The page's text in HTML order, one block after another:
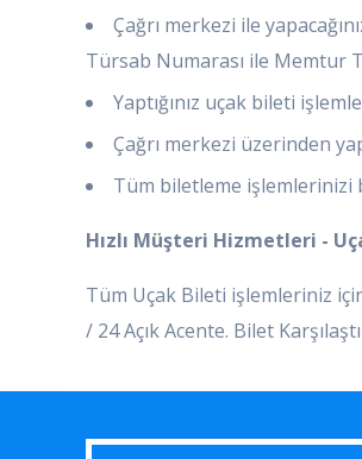
Çağrı merkezi ile
Türsab Numarası ile Memtur
Yaptığınız uçak bileti
Çağrı merkezi üzerinden
Tüm biletleme işlemlerinizi
Hızlı Müşteri Hizmetleri -
Tüm Uçak Bileti işlemleriniz
/ 24 Açık Acente. Bilet